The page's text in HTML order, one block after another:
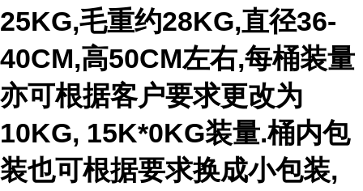
25KG,毛重约28KG,直径36-
40CM,高50CM左右,每桶装量
亦可根据客户要求更改为
10KG, 15K*0KG装量.桶内包
装也可根据要求换成小包装,